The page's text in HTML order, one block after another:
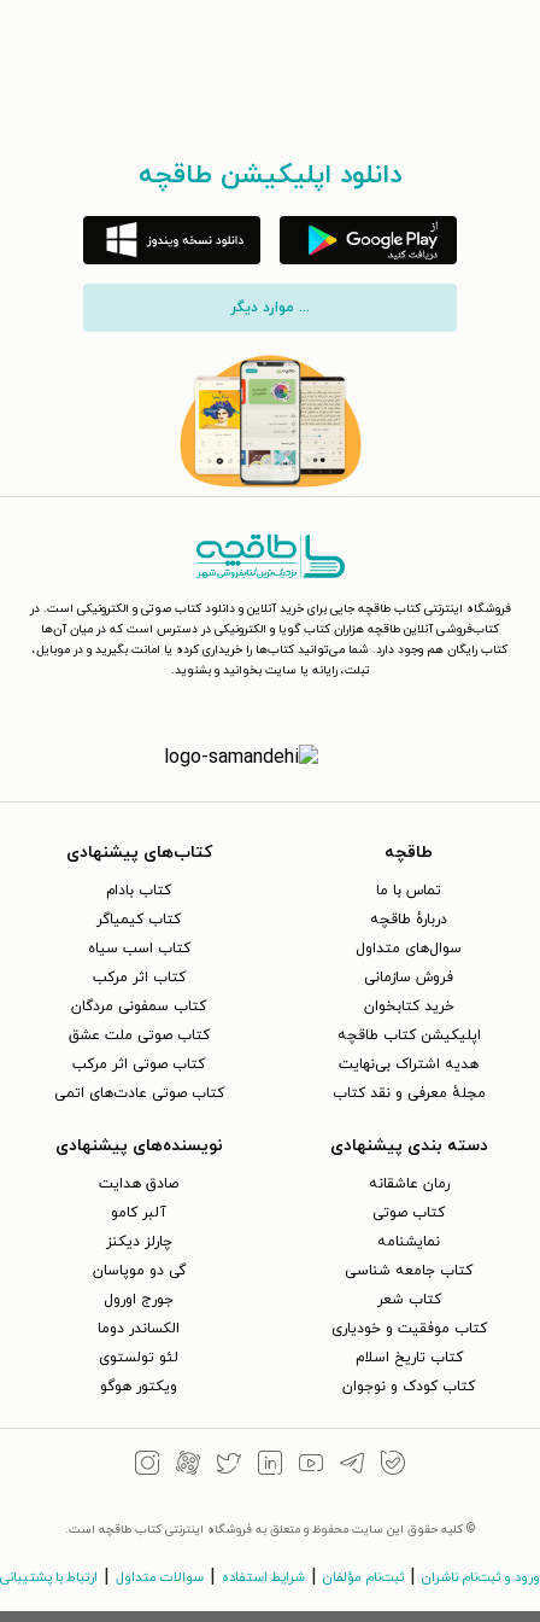
دانلود اپلیکیشن طاقچه
... موارد دیگر
فروشگاه اینترنتی کتاب طاقچه جایی برای خرید آنلاین و دانلود کتاب صوتی و الکترونیکی است. در
کتاب‌فروشی آنلاین طاقچه هزاران کتاب گویا و الکترونیکی در دسترس است که در میان آن‌ها
کتاب رایگان هم وجود دارد. شما می‌توانید کتاب‌ها را خریداری کرده یا امانت بگیرید و در موبایل،
تبلت، رایانه یا سایت بخوانید و بشنوید.
طاقچه
تماس با ما
دربارهٔ طاقچه
سوال‌های متداول
فروش سازمانی
خرید کتابخوان
اپلیکیشن کتاب طاقچه
هدیه اشتراک بی‌نهایت
مجلهٔ معرفی و نقد کتاب
کتاب‌های پیشنهادی
کتاب بادام
کتاب کیمیاگر
کتاب اسب سیاه
کتاب اثر مرکب
کتاب سمفونی مردگان
کتاب صوتی ملت عشق
کتاب صوتی اثر مرکب
کتاب صوتی عادت‌های اتمی
دسته بندی پیشنهادی
رمان عاشقانه
کتاب‌ صوتی
نمایشنامه
کتاب جامعه شناسی
کتاب شعر
کتاب موفقیت و خودیاری
کتاب تاریخ اسلام
کتاب کودک و نوجوان
نویسنده‌های پیشنهادی
صادق هدایت
آلبر کامو
چارلز دیکنز
گی دو موپاسان
جورج اورول
الکساندر دوما
لئو تولستوی
ویکتور هوگو
© کلیه حقوق این سایت محفوظ و متعلق به فروشگاه اینترنتی کتاب طاقچه است.
ورود و ثبت‌نام ناشران ثبت‌نام مؤلفان شرایط استفاده سوالات متداول ارتباط با پشتیبانی